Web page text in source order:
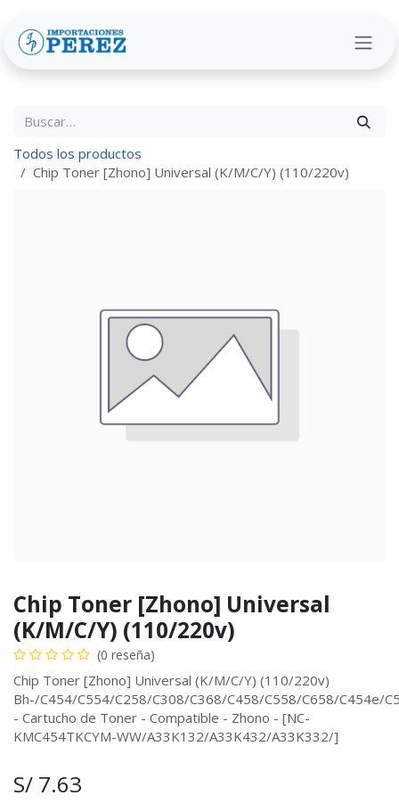
Todos los productos
Chip Toner [Zhono] Universal (K/M/C/Y) (110/220v)
Chip Toner [Zhono] Universal
(K/M/C/Y) (110/220v)
(0 reseña)
Chip Toner [Zhono] Universal (K/M/C/Y) (110/220v)
Bh-/C454/C554/C258/C308/C368/C458/C558/C658/
- Cartucho de Toner - Compatible - Zhono - [NC-
KMC454TKCYM-WW/A33K132/A33K432/A33K332/]
S/ 7.63